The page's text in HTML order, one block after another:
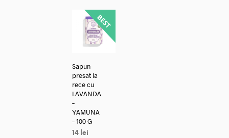
Sapun
presat la
rece cu
LAVANDA
–
YAMUNA
– 100 G
14 lei